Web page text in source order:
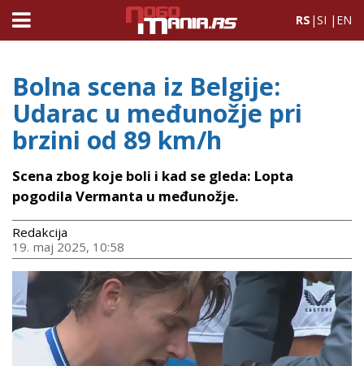
RS |SI | EN
Bolna scena iz Belgije:
Udarac u međunožje pri
brzini od 89 km/h
Scena zbog koje boli i kad se gleda: Lopta
pogodila Vermanta u međunožje.
Redakcija
19. maj 2025, 10:58